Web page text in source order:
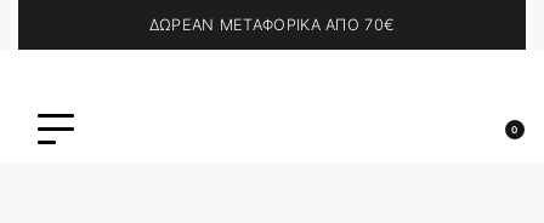
ΔΩΡΕΑΝ ΜΕΤΑΦΟΡΙΚΑ ΑΠΟ 70€
0